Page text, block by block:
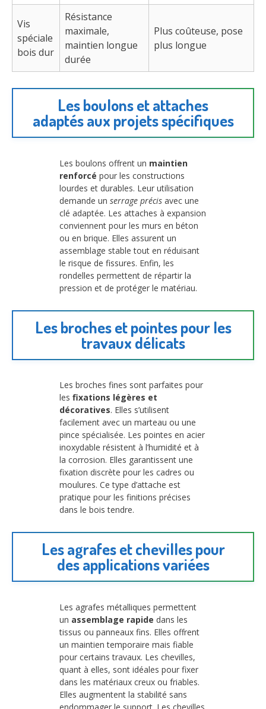
Vis
spéciale
bois dur
Résistance
maximale,
maintien longue
durée
Plus coûteuse, pose
plus longue
Les boulons et attaches
adaptés aux projets spécifiques
Les boulons offrent un maintien
renforcé pour les constructions
lourdes et durables. Leur utilisation
demande un serrage précis avec une
clé adaptée. Les attaches à expansion
conviennent pour les murs en béton
ou en brique. Elles assurent un
assemblage stable tout en réduisant
le risque de fissures. Enfin, les
rondelles permettent de répartir la
pression et de protéger le matériau.
Les broches et pointes pour les
travaux délicats
Les broches fines sont parfaites pour
les fixations légères et
décoratives. Elles s’utilisent
facilement avec un marteau ou une
pince spécialisée. Les pointes en acier
inoxydable résistent à l’humidité et à
la corrosion. Elles garantissent une
fixation discrète pour les cadres ou
moulures. Ce type d’attache est
pratique pour les finitions précises
dans le bois tendre.
Les agrafes et chevilles pour
des applications variées
Les agrafes métalliques permettent
un assemblage rapide dans les
tissus ou panneaux fins. Elles offrent
un maintien temporaire mais fiable
pour certains travaux. Les chevilles,
quant à elles, sont idéales pour fixer
dans les matériaux creux ou friables.
Elles augmentent la stabilité sans